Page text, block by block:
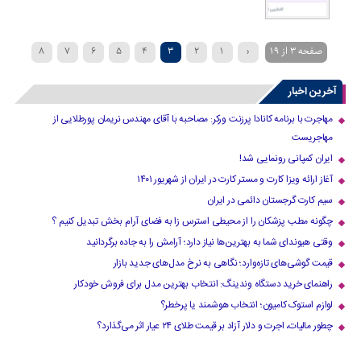
صفحه 3 از 19 ‹
1
2
3
4
5
6
7
8
9
10
›
...
» آخرین اخبار
مهاجرت با برنامه کانادا پرزنت ورکر: مصاحبه با آقای مهندس نریمان پورطلایی از
مهاجریست
ایران کمپانی رونمایی شد!
آغاز ارائه ویزا کارت و مستر کارت در ایران از شهریور ۱۴۰۱
سیم کارت گرجستان دائمی در ایران
چگونه مطب پزشکان را از محیطی استرس زا به فضای آرام بخش تبدیل کنیم ؟
وقتی هیوندای شما به بهترین‌ها نیاز دارد؛ آرامش را به جاده برگردانید
قیمت گوشی‌های تازه‌وارد؛ نگاهی به نرخ مدل‌های جدید بازار
راهنمای خرید دستگاه وندینگ: انتخاب بهترین مدل برای فروش خودکار
لوازم استوک کامیون؛ انتخاب هوشمند یا پرخطر؟
چطور مالیات، اجرت و دلار آزاد بر قیمت طلای ۲۴ عیار اثر می‌گذارد؟